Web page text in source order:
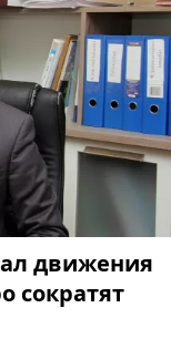
движения
сократят